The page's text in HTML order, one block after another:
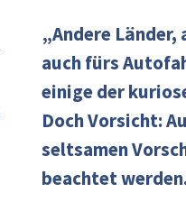
„Andere
auch fürs
einige der
Doch Vorsicht:
seltsamen
beachtet